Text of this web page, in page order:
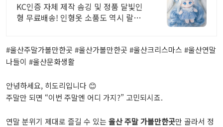
KC인증 자체 제작 솜깅 및 정품 달빛인
형 무료배송! 인형옷 소품도 역시 랄라
#울산주말가볼만한곳 #울산가볼만한곳 #울산크리스마스 #울산연말
나들이 #울산문화생활
안녕하세요, 히도리입니다 😊
주말만 되면 “이번 주말엔 어디 가지?” 고민되시죠.
연말 분위기 제대로 즐길 수 있는 울산 주말 가볼만한곳만 골라서 정